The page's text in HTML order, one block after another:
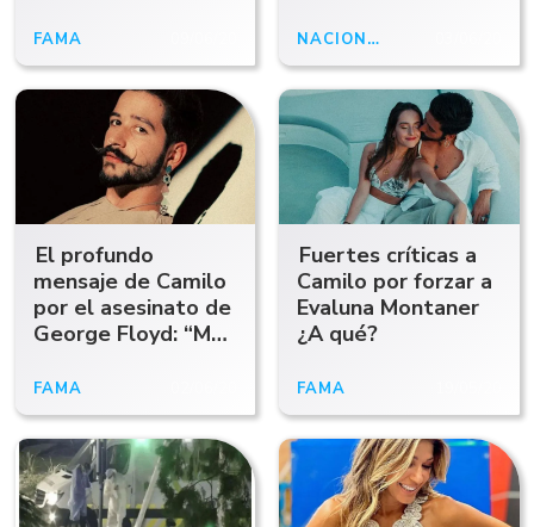
FAMA NACIONALES
El profundo
mensaje de Camilo
por el asesinato de
George Floyd: “Me
discriminación”
FAMA
Fuertes críticas a
Camilo por forzar a
Evaluna Montaner
¿A qué?
FAMA